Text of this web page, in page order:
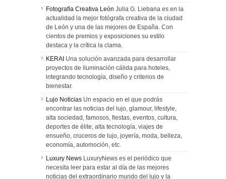
Fotografía Creativa León Julia G. Liebana es en la
actualidad la mejor fotógrafa creativa de la ciudad
de León y una de las mejores de España. Con
cientos de premios y exposiciones su estilo
destaca y la crítica la clama.
KERAI Una solución avanzada para desarrollar
proyectos de iluminación cálida para hoteles,
integrando tecnología, diseño y criterios de
bienestar.
Lujo Noticias Un espacio en el que podrás
encontrar las noticias del lujo, glamour, lifestyle,
alta sociedad, famosos, fiestas, eventos, cultura,
deportes de élite, alta tecnología, viajes de
ensueño, cruceros de lujo, joyería, moda, belleza,
economía, automoción, etc.
Luxury News LuxuryNews es el periódico que
necesita leer para estar al día de las mejores
noticias del extraordinario mundo del lujo y la